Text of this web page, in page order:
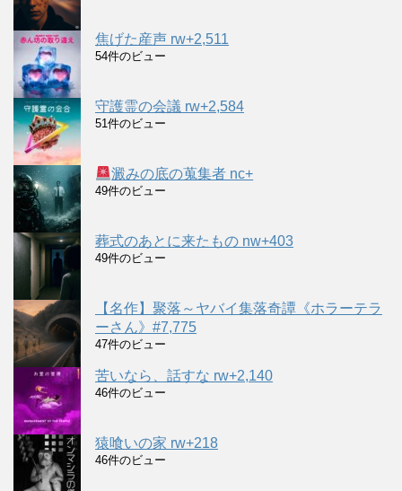
焦げた産声 rw+2,511
54件のビュー
守護霊の会議 rw+2,584
51件のビュー
澱みの底の蒐集者 nc+
49件のビュー
葬式のあとに来たもの nw+403
49件のビュー
【名作】聚落～ヤバイ集落奇譚《ホラーテラ
ーさん》#7,775
47件のビュー
苦いなら、話すな rw+2,140
46件のビュー
猿喰いの家 rw+218
46件のビュー